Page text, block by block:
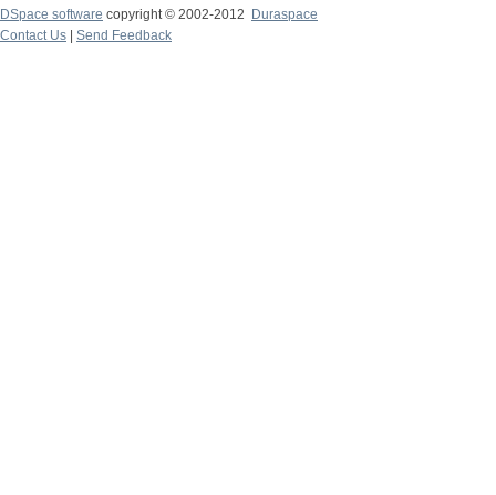
DSpace software copyright © 2002-2012
Duraspace
Contact Us
Send Feedback